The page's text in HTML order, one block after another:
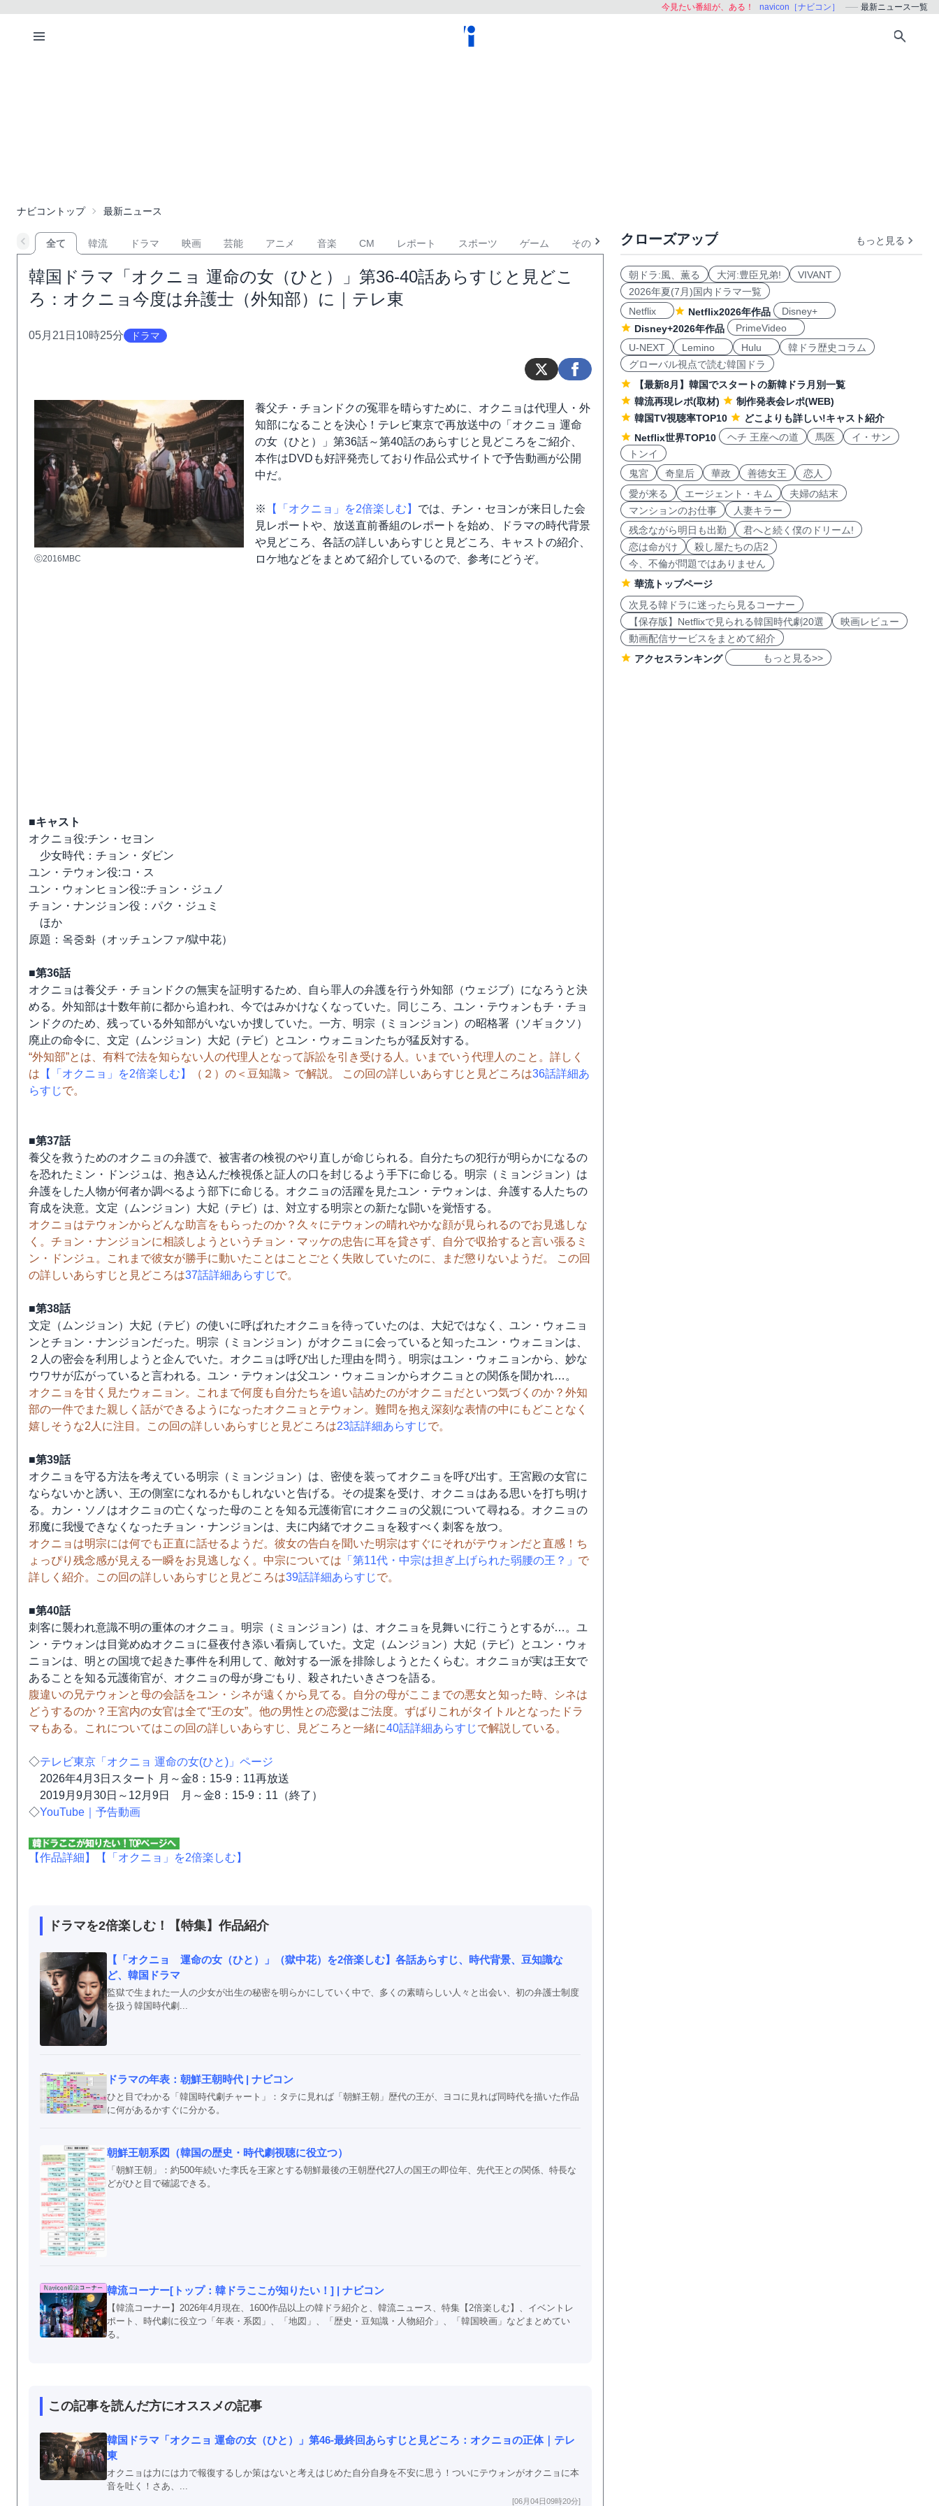
今見たい番組が、ある！ navicon［ナビコン］ 最新ニュース一覧
ナビコントップ 最新ニュース
全て 韓流 ドラマ 映画 芸能 アニメ 音楽 CM レポート スポーツ ゲーム その他
韓国ドラマ「オクニョ 運命の女（ひと）」第36-40話あらすじと見どこ
ろ：オクニョ今度は弁護士（外知部）に｜テレ東
05月21日10時25分 ドラマ
ⓒ2016MBC
養父チ・チョンドクの冤罪を晴らすために、オクニョは代理人・外
知部になることを決心！テレビ東京で再放送中の「オクニョ 運命
の女（ひと）」第36話～第40話のあらすじと見どころをご紹介、
本作はDVDも好評発売しており作品公式サイトで予告動画が公開
中だ。
※ 【「オクニョ」を2倍楽しむ】 では、チン・セヨンが来日した会
見レポートや、放送直前番組のレポートを始め、ドラマの時代背景
や見どころ、各話の詳しいあらすじと見どころ、キャストの紹介、
ロケ地などをまとめて紹介しているので、参考にどうぞ。
■キャスト
オクニョ役:チン・セヨン
少女時代：チョン・ダビン
ユン・テウォン役:コ・ス
ユン・ウォンヒョン役::チョン・ジュノ
チョン・ナンジョン役：パク・ジュミ
ほか
原題：옥중화（オッチュンファ/獄中花）
■第36話
オクニョは養父チ・チョンドクの無実を証明するため、自ら罪人の弁護を行う外知部（ウェジブ）になろうと決
める。外知部は十数年前に都から追われ、今ではみかけなくなっていた。同じころ、ユン・テウォンもチ・チョ
ンドクのため、残っている外知部がいないか捜していた。一方、明宗（ミョンジョン）の昭格署（ソギョクソ）
廃止の命令に、文定（ムンジョン）大妃（テビ）とユン・ウォニョンたちが猛反対する。
“外知部”とは、有料で法を知らない人の代理人となって訴訟を引き受ける人。いまでいう代理人のこと。詳しく
は 【「オクニョ」を2倍楽しむ】 （２）の＜豆知識＞ で解説。 この回の詳しいあらすじと見どころは36話詳細あ
らすじで。
■第37話
養父を救うためのオクニョの弁護で、被害者の検視のやり直しが命じられる。自分たちの犯行が明らかになるの
を恐れたミン・ドンジュは、抱き込んだ検視係と証人の口を封じるよう手下に命じる。明宗（ミョンジョン）は
弁護をした人物が何者か調べるよう部下に命じる。オクニョの活躍を見たユン・テウォンは、弁護する人たちの
育成を決意。文定（ムンジョン）大妃（テビ）は、対立する明宗との新たな闘いを覚悟する。
オクニョはテウォンからどんな助言をもらったのか？久々にテウォンの晴れやかな顔が見られるのでお見逃しな
く。チョン・ナンジョンに相談しようというチョン・マッケの忠告に耳を貸さず、自分で収拾すると言い張るミ
ン・ドンジュ。これまで彼女が勝手に動いたことはことごとく失敗していたのに、まだ懲りないようだ。 この回
の詳しいあらすじと見どころは37話詳細あらすじで。
■第38話
文定（ムンジョン）大妃（テビ）の使いに呼ばれたオクニョを待っていたのは、大妃ではなく、ユン・ウォニョ
ンとチョン・ナンジョンだった。明宗（ミョンジョン）がオクニョに会っていると知ったユン・ウォニョンは、
２人の密会を利用しようと企んでいた。オクニョは呼び出した理由を問う。明宗はユン・ウォニョンから、妙な
ウワサが広がっていると言われる。ユン・テウォンは父ユン・ウォニョンからオクニョとの関係を聞かれ…。
オクニョを甘く見たウォニョン。これまで何度も自分たちを追い詰めたのがオクニョだといつ気づくのか？外知
部の一件でまた親しく話ができるようになったオクニョとテウォン。難問を抱え深刻な表情の中にもどことなく
嬉しそうな2人に注目。この回の詳しいあらすじと見どころは23話詳細あらすじで。
■第39話
オクニョを守る方法を考えている明宗（ミョンジョン）は、密使を装ってオクニョを呼び出す。王宮殿の女官に
ならないかと誘い、王の側室になれるかもしれないと告げる。その提案を受け、オクニョはある思いを打ち明け
る。カン・ソノはオクニョの亡くなった母のことを知る元護衛官にオクニョの父親について尋ねる。オクニョの
邪魔に我慢できなくなったチョン・ナンジョンは、夫に内緒でオクニョを殺すべく刺客を放つ。
オクニョは明宗には何でも正直に話せるようだ。彼女の告白を聞いた明宗はすぐにそれがテウォンだと直感！ち
ょっぴり残念感が見える一瞬をお見逃しなく。中宗については 「第11代・中宗は担ぎ上げられた弱腰の王？」 で
詳しく紹介。この回の詳しいあらすじと見どころは39話詳細あらすじで。
■第40話
刺客に襲われ意識不明の重体のオクニョ。明宗（ミョンジョン）は、オクニョを見舞いに行こうとするが…。ユ
ン・テウォンは目覚めぬオクニョに昼夜付き添い看病していた。文定（ムンジョン）大妃（テビ）とユン・ウォ
ニョンは、明との国境で起きた事件を利用して、敵対する一派を排除しようとたくらむ。オクニョが実は王女で
あることを知る元護衛官が、オクニョの母が身ごもり、殺されたいきさつを語る。
腹違いの兄テウォンと母の会話をユン・シネが遠くから見てる。自分の母がここまでの悪女と知った時、シネは
どうするのか？王宮内の女官は全て“王の女”。他の男性との恋愛はご法度。ずばりこれがタイトルとなったドラ
マもある。これについてはこの回の詳しいあらすじ、見どころと一緒に40話詳細あらすじで解説している。
◇テレビ東京「オクニョ 運命の女(ひと)」ページ
2026年4月3日スタート 月～金8：15-9：11再放送
2019月9月30日～12月9日 月～金8：15-9：11（終了）
◇YouTube｜予告動画
【作品詳細】 【「オクニョ」を2倍楽しむ】
ドラマを2倍楽しむ！【特集】作品紹介
【「オクニョ 運命の女（ひと）」（獄中花）を2倍楽しむ】各話あらすじ、時代背景、豆知識な
ど、韓国ドラマ
監獄で生まれた一人の少女が出生の秘密を明らかにしていく中で、多くの素晴らしい人々と出会い、初の弁護士制度
を扱う韓国時代劇...
ドラマの年表：朝鮮王朝時代 | ナビコン
ひと目でわかる「韓国時代劇チャート」：タテに見れば「朝鮮王朝」歴代の王が、ヨコに見れば同時代を描いた作品
に何があるかすぐに分かる。
朝鮮王朝系図（韓国の歴史・時代劇視聴に役立つ）
「朝鮮王朝」：約500年続いた李氏を王家とする朝鮮最後の王朝歴代27人の国王の即位年、先代王との関係、特長な
どがひと目で確認できる。
韓流コーナー[トップ：韓ドラここが知りたい！] | ナビコン
【韓流コーナー】2026年4月現在、1600作品以上の韓ドラ紹介と、韓流ニュース、特集【2倍楽しむ】、イベントレ
ポート、時代劇に役立つ「年表・系図」、「地図」、「歴史・豆知識・人物紹介」、「韓国映画」などまとめてい
る。
この記事を読んだ方にオススメの記事
韓国ドラマ「オクニョ 運命の女（ひと）」第46-最終回あらすじと見どころ：オクニョの正体｜テレ
東
オクニョは力には力で報復するしか策はないと考えはじめた自分自身を不安に思う！ついにテウォンがオクニョに本
音を吐く！さあ、...
[06月04日09時20分]
クローズアップ もっと見る
朝ドラ:風、薫る 大河:豊臣兄弟!
VIVANT
2026年夏(7月)国内ドラマ一覧
Netflix
Netflix2026年作品
Disney+
Disney+2026年作品
PrimeVideo
U-NEXT
Lemino Hulu
韓ドラ歴史コラム
グローバル視点で読む韓国ドラ
【最新8月】韓国でスタートの新韓ドラ月別一覧
韓流再現レポ(取材)
制作発表会レポ(WEB)
韓国TV視聴率TOP10
どこよりも詳しい!キャスト紹介
Netflix世界TOP10
ヘチ 王座への道 馬医
イ・サン
トンイ
鬼宮
奇皇后 華政 善徳女王
恋人
愛が来る
エージェント・キム
夫婦の結末
マンションのお仕事
人妻キラー
残念ながら明日も出勤
君へと続く僕のドリーム!
恋は命がけ
殺し屋たちの店2
今、不倫が問題ではありません
華流トップページ
次見る韓ドラに迷ったら見るコーナー
【保存版】Netflixで見られる韓国時代劇20選
映画レビュー
動画配信サービスをまとめて紹介
アクセスランキング
もっと見る>>